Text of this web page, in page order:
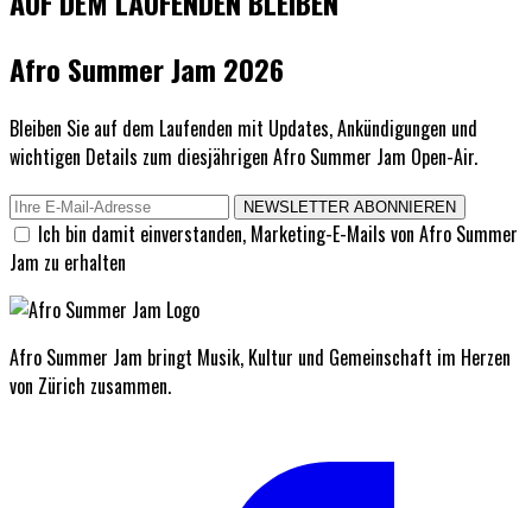
Afro Summer Jam 2026
Bleiben Sie auf dem Laufenden mit Updates, Ankündigungen und
wichtigen Details zum diesjährigen Afro Summer Jam Open-Air.
NEWSLETTER ABONNIEREN
Ich bin damit einverstanden, Marketing-E-Mails von Afro Summer
Jam zu erhalten
Afro Summer Jam bringt Musik, Kultur und Gemeinschaft im Herzen
von Zürich zusammen.